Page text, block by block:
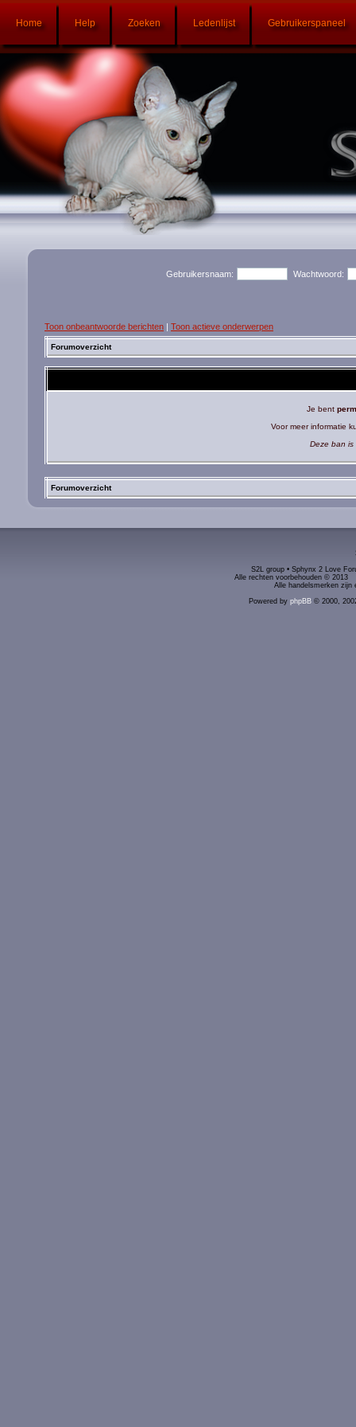
Home Help Zoeken Ledenlijst Gebruikerspaneel
Gebruikersnaam: Wachtwoord:
Toon onbeantwoorde berichten | Toon actieve onderwerpen
Forumoverzicht
Je bent
Voor meer informatie
Deze ban is
Forumoverzicht
S2L group • Sphynx 2 Love
Alle rechten voorbehouden ©
Alle handelsmerken zijn
Powered by phpBB© 2000,